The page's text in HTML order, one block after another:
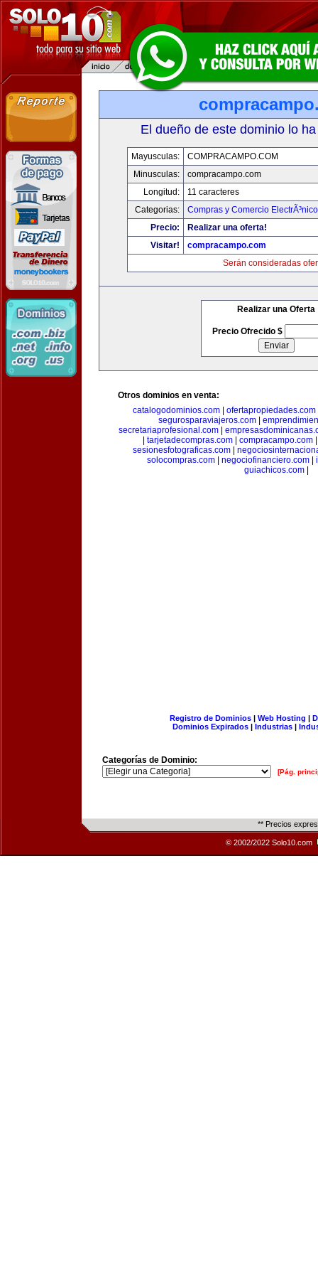
El dueño de este dominio lo
Mayusculas:
COMPRACAMPO.COM
Minusculas:
compracampo.com
Longitud:
11 caracteres
Categorias:
Compras y Comercio ElectrÃ³nico
Precio:
Realizar una oferta!
Visitar!
compracampo.com
Serán consideradas
Realizar una Oferta
Precio Ofrecido $
Otros dominios en venta:
catalogodominios.com| ofertapropiedades.com
segurosparaviajeros.com
secretariaprofesional.com|
tarjetadecompras.com compracampo.com
sesionesfotograficas.com
solocompras.com| negociofinanciero.com|
guiachicos.com|
Registro de Dominios| Web Hosting |
Dominios Expirados | Industrias |
Categorías de Dominio:
[Pág.
** Precios
© 2002/2022 Solo10.com